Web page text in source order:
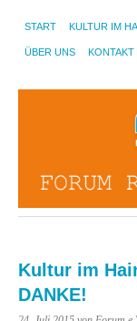
START KULTUR IM
ÜBER UNS KONTAKT
Kultur im
DANKE!